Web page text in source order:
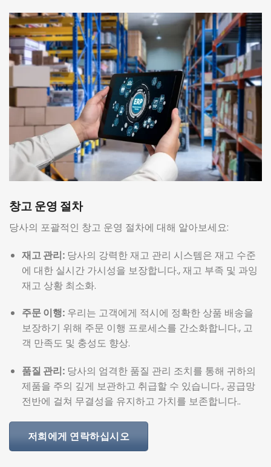
창고 운영 절차
당사의 포괄적인 창고 운영 절차에 대해 알아보세요:
재고 관리:당사의 강력한 재고 관리 시스템은 재고 수준
에 대한 실시간 가시성을 보장합니다., 재고 부족 및 과잉
재고 상황 최소화.
주문 이행:우리는 고객에게 적시에 정확한 상품 배송을
보장하기 위해 주문 이행 프로세스를 간소화합니다., 고
객 만족도 및 충성도 향상.
품질 관리:당사의 엄격한 품질 관리 조치를 통해 귀하의
제품을 주의 깊게 보관하고 취급할 수 있습니다., 공급망
전반에 걸쳐 무결성을 유지하고 가치를 보존합니다..
저희에게 연락하십시오